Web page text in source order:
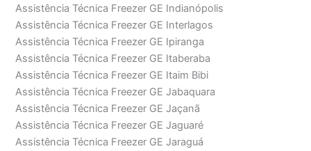
Assistência Técnica Freezer GE Indianópolis
Assistência Técnica Freezer GE Interlagos
Assistência Técnica Freezer GE Ipiranga
Assistência Técnica Freezer GE Itaberaba
Assistência Técnica Freezer GE Itaim Bibi
Assistência Técnica Freezer GE Jabaquara
Assistência Técnica Freezer GE Jaçanã
Assistência Técnica Freezer GE Jaguaré
Assistência Técnica Freezer GE Jaraguá